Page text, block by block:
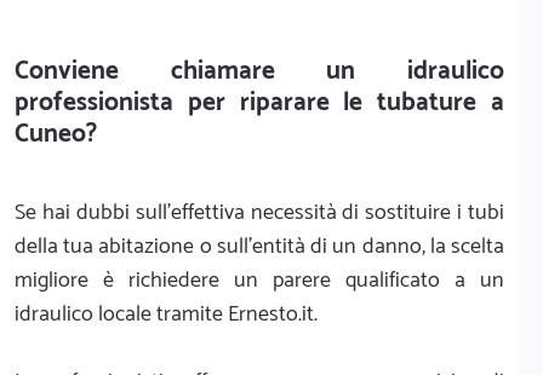
Conviene chiamare un idraulico
professionista per riparare le tubature a
Cuneo?
Se hai dubbi sull'effettiva necessità di sostituire i tubi
della tua abitazione o sull'entità di un danno, la scelta
migliore è richiedere un parere qualificato a un
idraulico locale tramite Ernesto.it.